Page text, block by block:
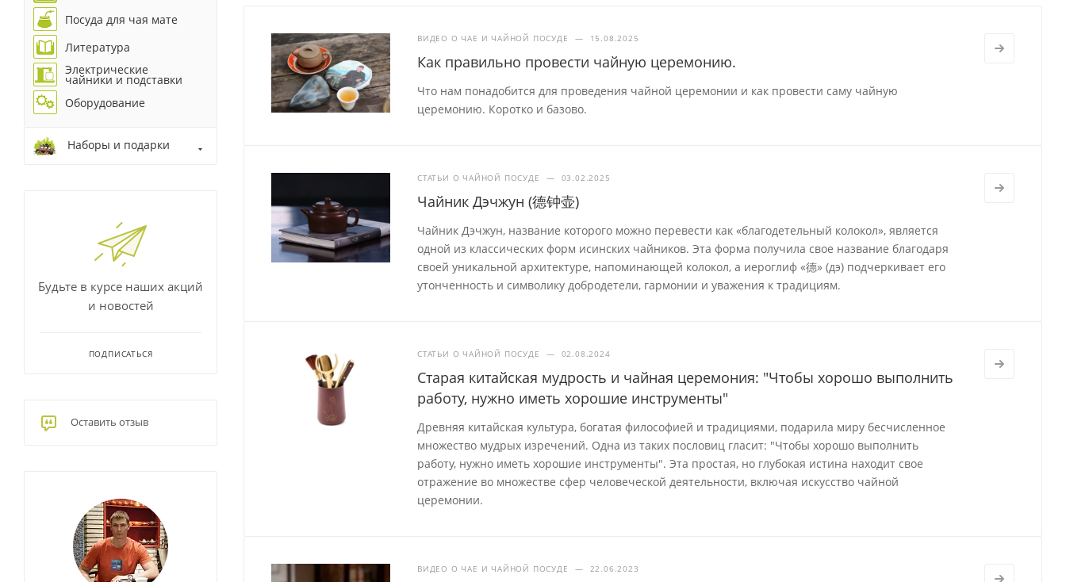
ВИДЕО О ЧАЕ И ЧАЙНОЙ ПОСУДЕ — 15.08.2025
Как правильно провести чайную церемонию.
Что нам понадобится для проведения чайной церемонии и как провести саму чайную
церемонию. Коротко и базово.
СТАТЬИ О ЧАЙНОЙ ПОСУДЕ — 03.02.2025
Чайник Дэчжун (德钟壶)
Чайник Дэчжун, название которого можно перевести как «благодетельный колокол», является
одной из классических форм исинских чайников. Эта форма получила свое название благодаря
своей уникальной архитектуре, напоминающей колокол, а иероглиф «德» (дэ) подчеркивает его
утонченность и символику добродетели, гармонии и уважения к традициям.
СТАТЬИ О ЧАЙНОЙ ПОСУДЕ — 02.08.2024
Старая китайская мудрость и чайная церемония: "Чтобы хорошо выполнить
работу, нужно иметь хорошие инструменты"
Древняя китайская культура, богатая философией и традициями, подарила миру бесчисленное
множество мудрых изречений. Одна из таких пословиц гласит: "Чтобы хорошо выполнить
работу, нужно иметь хорошие инструменты". Эта простая, но глубокая истина находит свое
отражение во множестве сфер человеческой деятельности, включая искусство чайной
церемонии.
ВИДЕО О ЧАЕ И ЧАЙНОЙ ПОСУДЕ — 22.06.2023
Посуда для чая мате
Литература
Электрические
чайники и подставки
Оборудование
Наборы и подарки
Будьте в курсе наших акций
и новостей
ПОДПИСАТЬСЯ
Оставить отзыв